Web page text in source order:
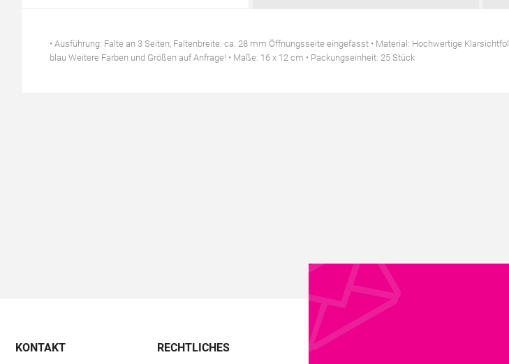
• Ausführung: Falte an 3 Seiten, Faltenbreite: ca. 28 mm Öffnungsseite eingefasst • Material: Hochwertige
blau Weitere Farben und Größen auf Anfrage! • Maße: 16 x 12 cm • Packungseinheit: 25 Stück
KONTAKT RECHTLICHES